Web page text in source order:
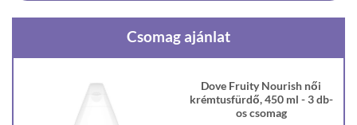
Csomag ajánlat
Dove Fruity Nourish női
krémtusfürdő, 450 ml - 3 db-
os csomag